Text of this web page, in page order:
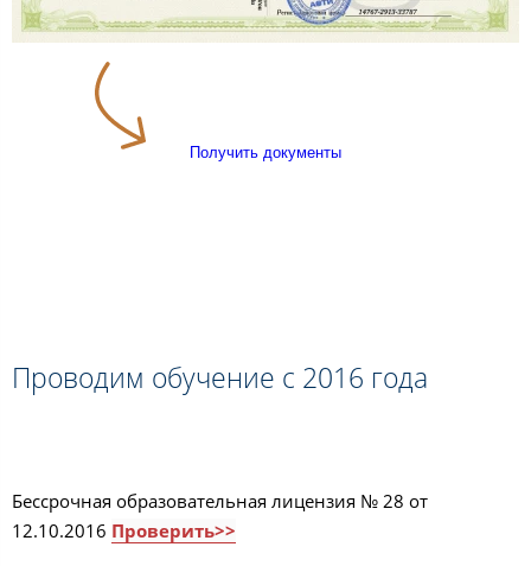
Получить документы
Проводим обучение с 2016 года
Бессрочная образовательная лицензия № 28 от
12.10.2016 Проверить>>